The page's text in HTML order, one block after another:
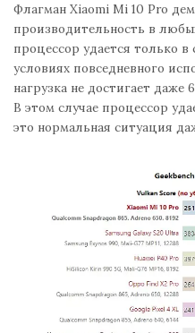
Флагман Xiaomi Mi 10 Pro
производительность в
процессор удается только в
условиях повседневного
нагрузка не достигает
В этом случае процессор
это нормальная ситуация